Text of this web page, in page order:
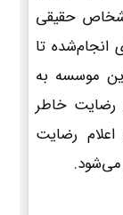
حقیقی
انجام‌شده تا
موسسه به
رضایت خاطر
رضایت
می‌شود.